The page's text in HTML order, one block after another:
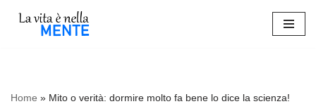
Home » Mito o verità: dormire molto fa bene lo dice la scienza!